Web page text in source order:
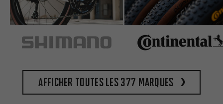
Afficher toutes les 377 marques